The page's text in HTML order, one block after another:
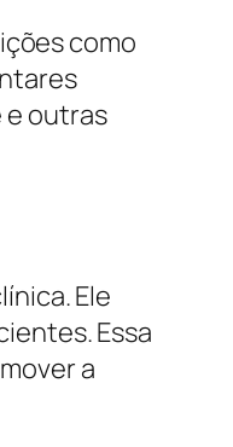
como
e outras
Ele
Essa
a